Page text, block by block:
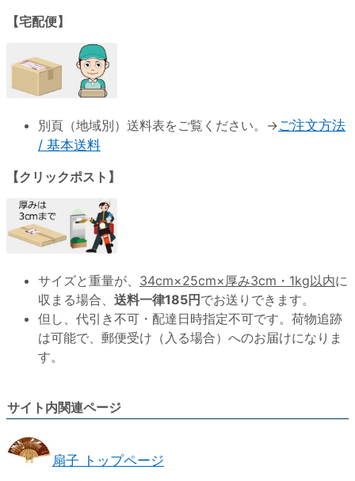
【宅配便】
別頁（地域別）送料表をご覧ください。→ご注文方法
/ 基本送料
【クリックポスト】
サイズと重量が、 34cm×25cm×厚み3cm・1kg以内に
収まる場合、 送料一律185円でお送りできます。
但し、代引き不可・配達日時指定不可です。荷物追跡
は可能で、郵便受け（入る場合）へのお届けになりま
す。
サイト内関連ページ
扇子 トップページ